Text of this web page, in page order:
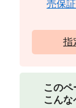
売保
指
このペ
こん